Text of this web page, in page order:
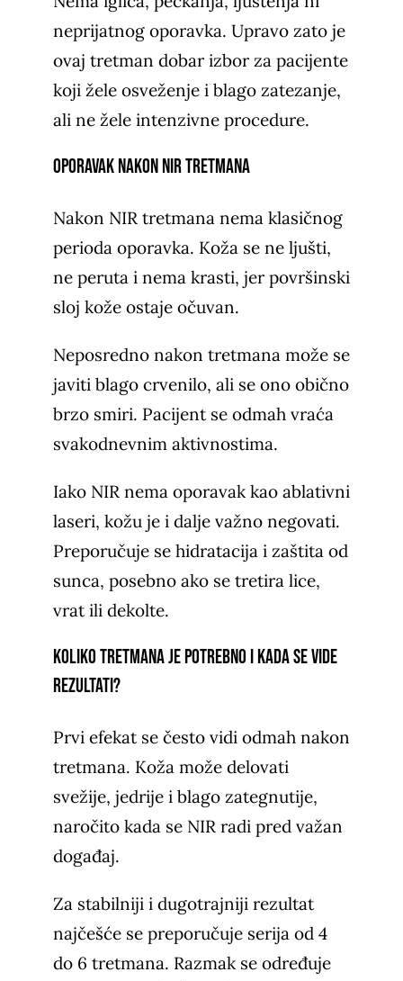
neprijatnog oporavka. Upravo zato je
ovaj tretman dobar izbor za pacijente
koji žele osveženje i blago zatezanje,
ali ne žele intenzivne procedure.
Oporavak nakon NIR tretmana
Nakon NIR tretmana nema klasičnog
perioda oporavka. Koža se ne ljušti,
ne peruta i nema krasti, jer površinski
sloj kože ostaje očuvan.
Neposredno nakon tretmana može se
javiti blago crvenilo, ali se ono obično
brzo smiri. Pacijent se odmah vraća
svakodnevnim aktivnostima.
Iako NIR nema oporavak kao ablativni
laseri, kožu je i dalje važno negovati.
Preporučuje se hidratacija i zaštita od
sunca, posebno ako se tretira lice,
vrat ili dekolte.
Koliko tretmana je potrebno i kada se vide
rezultati?
Prvi efekat se često vidi odmah nakon
tretmana. Koža može delovati
svežije, jedrije i blago zategnutije,
naročito kada se NIR radi pred važan
događaj.
Za stabilniji i dugotrajniji rezultat
najčešće se preporučuje serija od 4
do 6 tretmana. Razmak se određuje